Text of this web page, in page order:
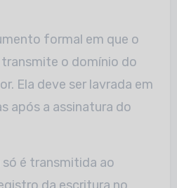
formal em que o
o domínio do
Ela deve ser lavrada em
após a assinatura do
é transmitida ao